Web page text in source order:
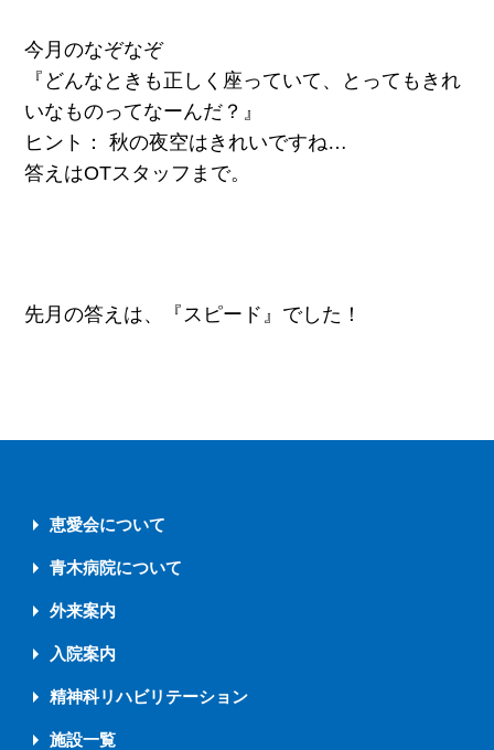
今月のなぞなぞ
『どんなときも正しく座っていて、とってもきれ
いなものってなーんだ？』
ヒント： 秋の夜空はきれいですね…
答えはOTスタッフまで。
先月の答えは、『スピード』でした！
恵愛会について
青木病院について
外来案内
入院案内
精神科リハビリテーション
施設一覧